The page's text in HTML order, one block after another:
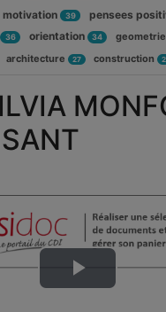
Lire
motivation 39 pensees
36 orientation 34 geometrie
architecture 27 construction